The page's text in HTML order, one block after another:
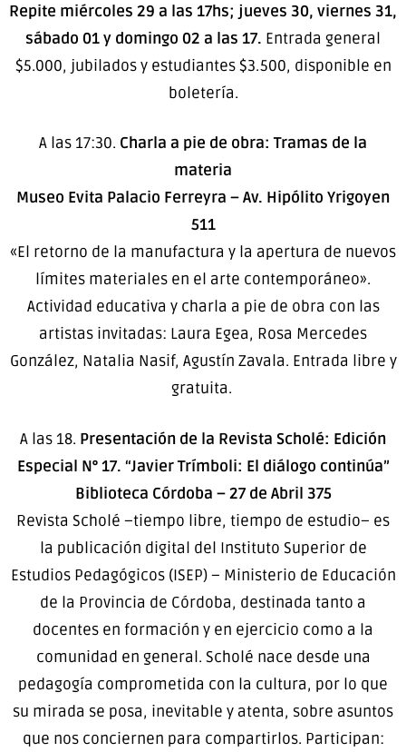
Repite miércoles 29 a las 17hs; jueves 30, viernes 31,
sábado 01 y domingo 02 a las 17. Entrada general
$5.000, jubilados y estudiantes $3.500, disponible en
boletería.
A las 17:30. Charla a pie de obra: Tramas de la
materia
Museo Evita Palacio Ferreyra – Av. Hipólito Yrigoyen
511
«El retorno de la manufactura y la apertura de nuevos
límites materiales en el arte contemporáneo».
Actividad educativa y charla a pie de obra con las
artistas invitadas: Laura Egea, Rosa Mercedes
González, Natalia Nasif, Agustín Zavala. Entrada libre y
gratuita.
A las 18. Presentación de la Revista Scholé: Edición
Especial N° 17. “Javier Trímboli: El diálogo continúa”
Biblioteca Córdoba – 27 de Abril 375
Revista Scholé –tiempo libre, tiempo de estudio– es
la publicación digital del Instituto Superior de
Estudios Pedagógicos (ISEP) – Ministerio de Educación
de la Provincia de Córdoba, destinada tanto a
docentes en formación y en ejercicio como a la
comunidad en general. Scholé nace desde una
pedagogía comprometida con la cultura, por lo que
su mirada se posa, inevitable y atenta, sobre asuntos
que nos conciernen para compartirlos. Participan: